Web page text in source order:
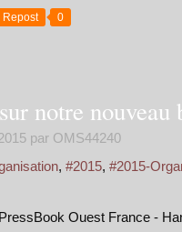
Repost 0
notre nouveau
par OMS44240
, #2015, #2015-
Ouest France -